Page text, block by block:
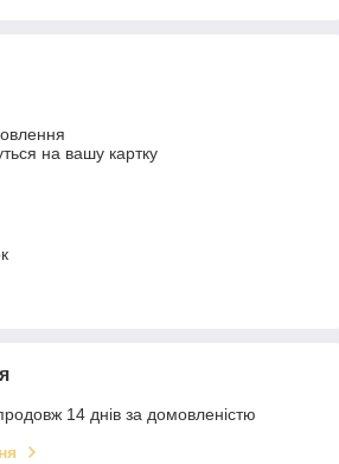
на вашу картку
14 днів за домовленістю